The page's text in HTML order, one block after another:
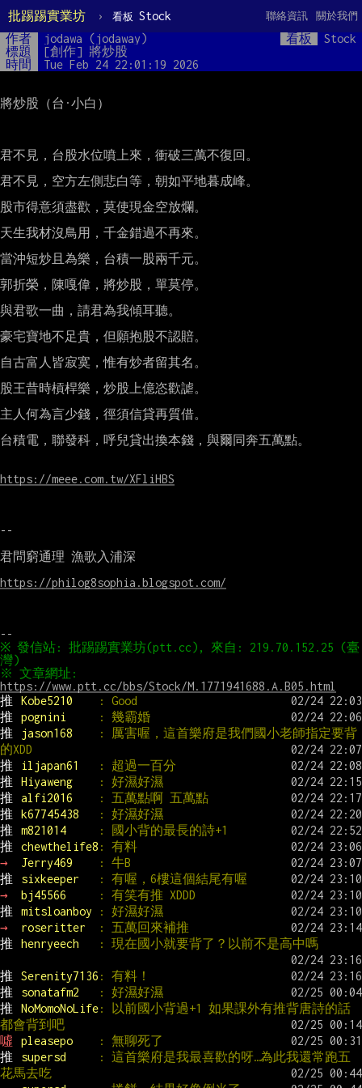
批踢踢實業坊 › 看板 Stock 關於我們
聯絡資訊
作者 jodawa (jodaway) 看板
Stock
標題
[創作] 將炒股
時間
Tue Feb 24 22:01:19 2026
將炒股（台·小白）
君不見，台股水位噴上來，衝破三萬不復回。
君不見，空方左側悲白等，朝如平地暮成峰。
股市得意須盡歡，莫使現金空放爛。
天生我材沒鳥用，千金錯過不再來。
當沖短炒且為樂，台積一股兩千元。
郭折榮，陳嘎偉，將炒股，單莫停。
與君歌一曲，請君為我傾耳聽。
豪宅寶地不足貴，但願抱股不認賠。
自古富人皆寂寞，惟有炒者留其名。
股王昔時槓桿樂，炒股上億恣歡謔。
主人何為言少錢，徑須信貸再質借。
台積電，聯發科，呼兒貸出換本錢，與爾同奔五萬點。
https://meee.com.tw/XFliHBS
--
君問窮通理 漁歌入浦深
https://philog8sophia.blogspot.com/
※ 發信站: 批踢踢實業坊(ptt.cc), 來自: 219.70.152.25 (臺
https://www.ptt.cc/bbs/Stock/M.1771941688.A.B05.html
推
Kobe5210
: Good
推
pognini
: 幾霸婚
推
jason168
: 厲害喔，這首樂府是我們國小老師指定要背
的XDD
推
iljapan61
: 超過一百分
推
Hiyaweng
: 好濕好濕
推
alfi2016
: 五萬點啊 五萬點
推
k67745438
: 好濕好濕
推
m821014
: 國小背的最長的詩+1
推
chewthelife8 : 有料
→
Jerry469
: 牛B
推
sixkeeper
: 有喔，6樓這個結尾有喔
→
bj45566
: 有笑有推 XDDD
推
mitsloanboy
: 好濕好濕
→
roseritter
: 五萬回來補推
推
henryeech : 現在國小就要背了？以前不是高中嗎
推 Serenity7136 : 有料！
推
sonatafm2
: 好濕好濕
推
NoMomoNoLife: 以前國小背過+1 如果課外有推背唐詩的話
都會背到吧
噓
pleasepo
: 無聊死了
推
supersd
: 這首樂府是我最喜歡的呀…為此我還常跑五
花馬去吃